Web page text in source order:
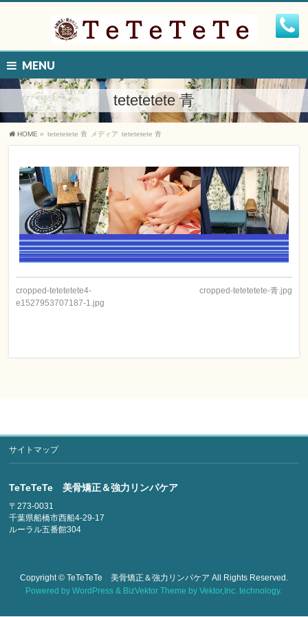
MENU
tetetetete 青
HOME » tetetetete 青 メディア tetetetete 青
cropped-tetetetete4-
e1527953707187-1.jpg
cropped-tetetetete-青.jpg
サイトマップ
TeTeTeTe 美骨矯正＆強力リンパケア
〒273-0031
千葉県船橋市西船4-29-17
ルーラル五番館304
Copyright © TeTeTeTe 美骨矯正＆強力リンパケア All Rights Reserved.
Powered byWordPress & BizVektor Theme byVektor,Inc. technology.